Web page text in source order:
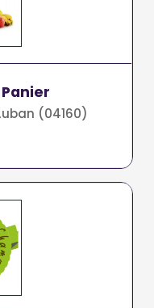
(04160)